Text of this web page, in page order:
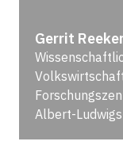
Gerrit
Albert-